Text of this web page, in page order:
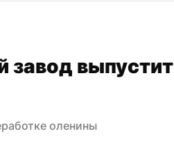
завод выпустит
оленины